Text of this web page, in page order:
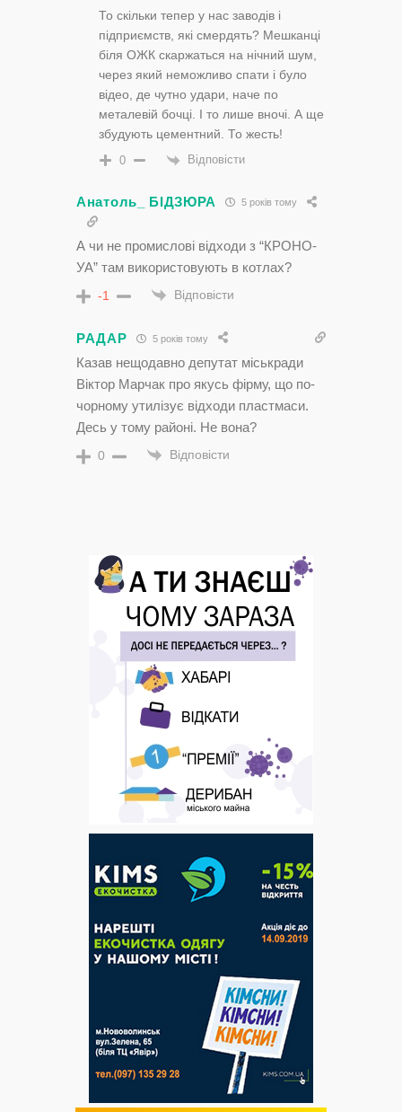
То скільки тепер у нас заводів і
підприємств, які смердять? Мешканці
біля ОЖК скаржаться на нічний шум,
через який неможливо спати і було
відео, де чутно удари, наче по
металевій бочці. І то лише вночі. А ще
збудують цементний. То жесть!
0 Відповісти
Анатоль_ БІДЗЮРА 5 років тому
А чи не промислові відходи з “КРОНО-
УА” там використовують в котлах?
-1 Відповісти
РАДАР 5 років тому
Казав нещодавно депутат міськради
Віктор Марчак про якусь фірму, що по-
чорному утилізує відходи пластмаси.
Десь у тому районі. Не вона?
0 Відповісти